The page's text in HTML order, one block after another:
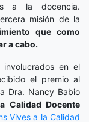
a la docencia.
misión de la
que como
a cabo.
en el
el premio al
Dra. Nancy Babio
Calidad Docente
Vives a la Calidad